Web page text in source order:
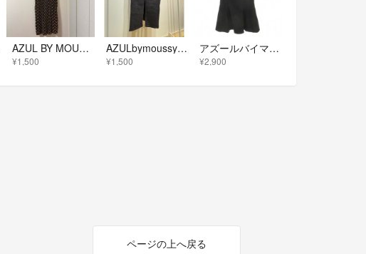
AZUL BY MOUSSY プリーツワンピース ブラウン S
¥1,500
AZULbymoussy＊ロングスカート
¥1,500
アズールバイマウジー スカート M 黒 ブラック マーメイド 無地 ロング丈
¥2,900
ページの上へ戻る